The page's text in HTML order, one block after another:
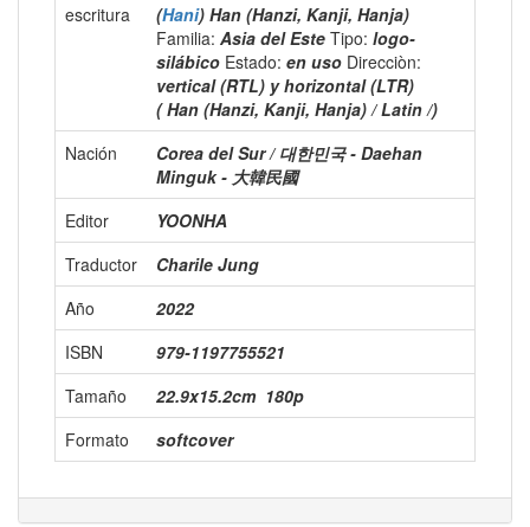
escritura (Hani) Han (Hanzi, Kanji, Hanja)
Familia: Asia del Este Tipo: logo-
silábico Estado: en uso Direcciòn:
vertical (RTL) y horizontal (LTR)
( Han (Hanzi, Kanji, Hanja) / Latin /)
Nación
Corea del Sur / 대한민국 - Daehan
Minguk - 大韓民國
Editor
YOONHA
Traductor
Charile Jung
Año
2022
ISBN
979-1197755521
Tamaño
22.9x15.2cm ‎ 180p
Formato
softcover